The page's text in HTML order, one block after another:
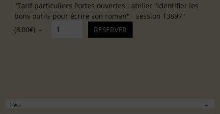
"Tarif particuliers Portes ouvertes : atelier "identifier les
bons outils pour écrire son roman" - session 13897"
(8,00€)